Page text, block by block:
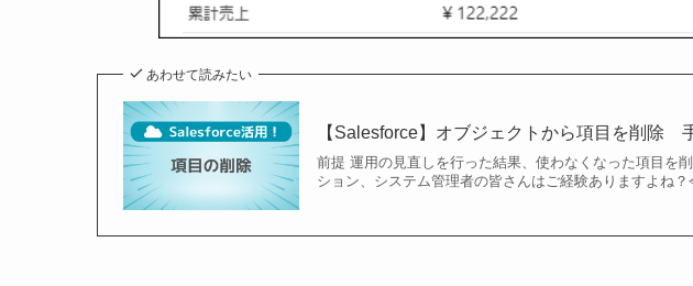
あわせて読みたい
【Salesforce】オブジェクトから項目を削除
前提 運用の見直しを行った結果、使わなくなった項目を
ション、システム管理者の皆さんはご経験ありますよね